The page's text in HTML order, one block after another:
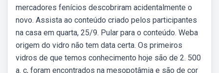
mercadores fenícios descobriram acidentalmente o
novo. Assista ao conteúdo criado pelos participantes
na casa em quarta, 25/9. Pular para o conteúdo. Weba
origem do vidro não tem data certa. Os primeiros
vidros de que temos conhecimento hoje são de 2. 500
a. c, foram encontrados na mesopotâmia e são de cor